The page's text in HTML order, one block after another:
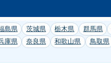
島県 茨城県 栃木県 群馬県
庫県 奈良県 和歌山県 鳥取県